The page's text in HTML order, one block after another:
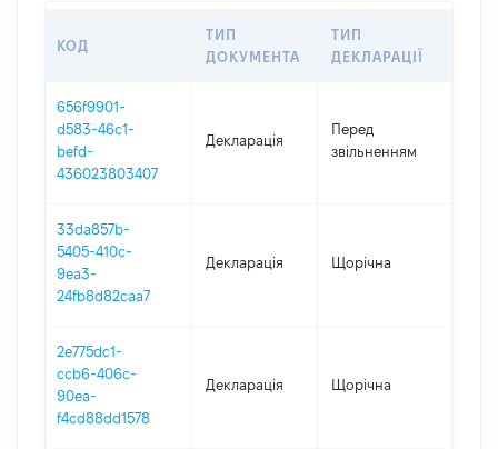
КОД
ТИП
ДОКУМЕНТА
ТИП
ДЕКЛАРАЦІЇ
656f9901-
d583-46c1-
befd-
436023803407
Декларація
Перед
звільненням
33da857b-
5405-410c-
9ea3-
24fb8d82caa7
Декларація Щорічна
2e775dc1-
ccb6-406c-
90ea-
f4cd88dd1578
Декларація Щорічна